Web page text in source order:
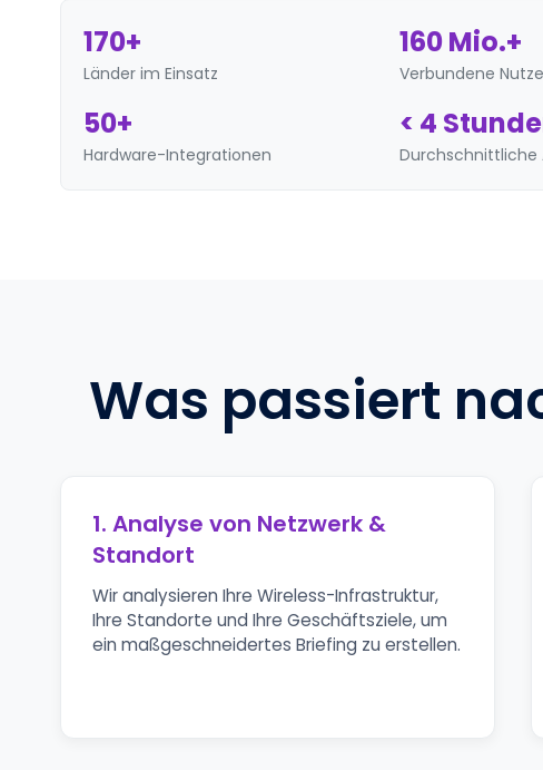
170+
Länder im Einsatz
160 Mio.+
Verbundene
50+
Hardware-Integrationen
< 4
Durchschnittliche
Was passiert
1. Analyse von Netzwerk &
Standort
Wir analysieren Ihre Wireless-Infrastruktur,
Ihre Standorte und Ihre Geschäftsziele, um
ein maßgeschneidertes Briefing zu erstellen.